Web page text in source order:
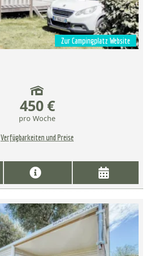
Zur Campingplatz Website
450 €
pro Woche
Verfügbarkeiten und Preise